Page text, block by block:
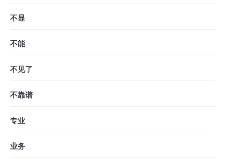
不显
不能
不见了
不靠谱
专业
业务